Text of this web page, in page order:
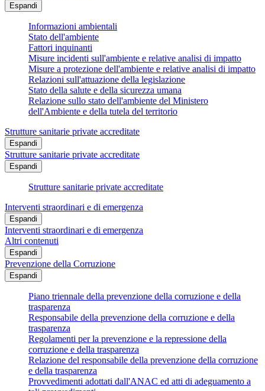
Espandi
Informazioni ambientali
Stato dell'ambiente
Fattori inquinanti
Misure incidenti sull'ambiente e relative analisi di impatto
Misure a protezione dell'ambiente e relative analisi di impatto
Relazioni sull'attuazione della legislazione
Stato della salute e della sicurezza umana
Relazione sullo stato dell'ambiente del Ministero
dell'Ambiente e della tutela del territorio
Strutture sanitarie private accreditate
Espandi
Strutture sanitarie private accreditate
Espandi
Strutture sanitarie private accreditate
Interventi straordinari e di emergenza
Espandi
Interventi straordinari e di emergenza
Altri contenuti
Espandi
Prevenzione della Corruzione
Espandi
Piano triennale della prevenzione della corruzione e della
trasparenza
Responsabile della prevenzione della corruzione e della
trasparenza
Regolamenti per la prevenzione e la repressione della
corruzione e della trasparenza
Relazione del responsabile della prevenzione della corruzione
e della trasparenza
Provvedimenti adottati dall'ANAC ed atti di adeguamento a